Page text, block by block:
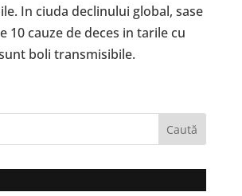
In ciuda declinului global, sase
10 cauze de deces in tarile cu
boli transmisibile.